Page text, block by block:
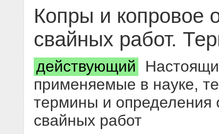
Копры и копровое
свайных работ.
действующий
применяемые в науке,
термины и определения
свайных работ